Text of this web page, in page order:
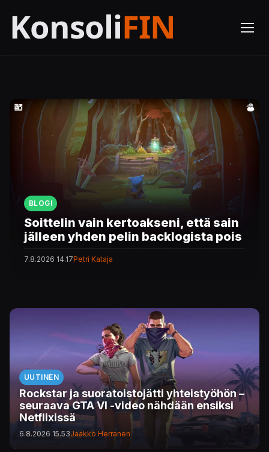
BLOGI
Soittelin vain kertoakseni, että sain
jälleen yhden pelin backlogista pois
7.8.2026 14.17Petri Kataja
UUTINEN
Rockstar ja suoratoistojätti yhteistyöhön –
seuraava GTA VI -video nähdään ensiksi
Netflixissä
6.8.2026 15.53Jaakko Herranen